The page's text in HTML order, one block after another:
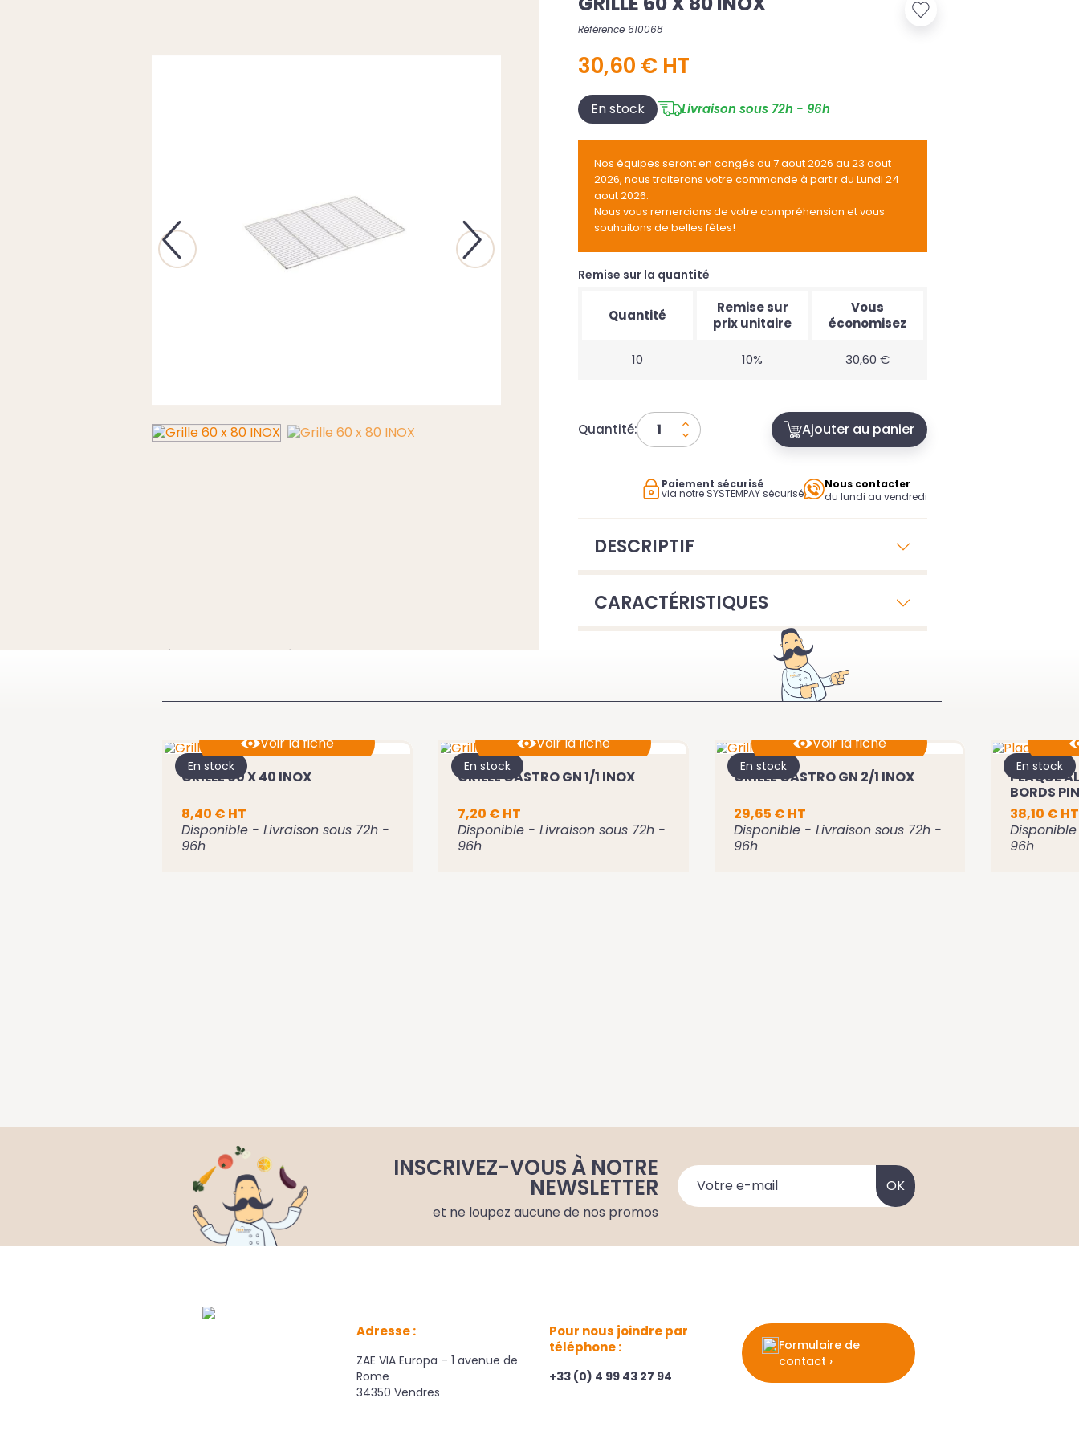
Previous Next
Référence 610068
30,60 € HT
En stock Livraison sous 72h - 96h
Nos équipes seront en congés du 7 aout 2026 au 23 aout
2026, nous traiterons votre commande à partir du Lundi 24
aout 2026.
Nous vous remercions de votre compréhension et vous
souhaitons de belles fêtes!
Remise sur la quantité
Quantité
Remise sur
prix unitaire
Vous
économisez
10 10% 30,60 €
Quantité: Ajouter au panier
Paiement sécurisé
via notre SYSTEMPAY sécurisé
Nous contacter
du lundi au vendredi
DESCRIPTIF
CARACTÉRISTIQUES
Voir la fiche
Ajouter au panier
GRILLE 60 X 40 INOX
8,40 € HT
Disponible - Livraison sous 72h -
96h
En stock
Voir la fiche
Ajouter au panier
GRILLE GASTRO GN 1/1 INOX
7,20 € HT
Disponible - Livraison sous 72h -
96h
En stock
Voir la fiche
Ajouter au panier
GRILLE GASTRO GN 2/1 INOX
29,65 € HT
Disponible - Livraison sous 72h -
96h
En stock
PLAQUE
BORDS
38,10 € HT
96h
En stock
INSCRIVEZ-VOUS À NOTRE
NEWSLETTER
et ne loupez aucune de nos promos
Adresse :
ZAE VIA Europa – 1 avenue de
Rome
34350 Vendres
Pour nous joindre par
téléphone :
+33 (0) 4 99 43 27 94
Formulaire de
contact ›